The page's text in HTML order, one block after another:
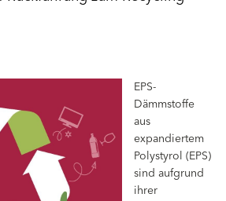
EPS-
Dämmstoffe
aus
expandiertem
Polystyrol (EPS)
sind aufgrund
ihrer